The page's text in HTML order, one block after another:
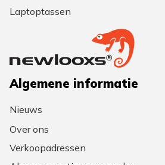
Laptoptassen
Algemene informatie
Nieuws
Over ons
Verkoopadressen